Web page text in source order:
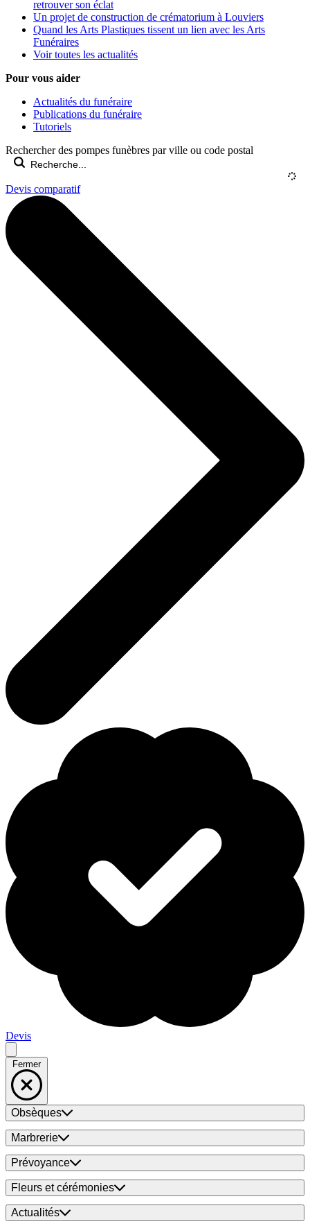
retrouver son éclat
Un projet de construction de crématorium à Louviers
Quand les Arts Plastiques tissent un lien avec les Arts
Funéraires
Voir toutes les actualités
Pour vous aider
Actualités du funéraire
Publications du funéraire
Tutoriels
Rechercher des pompes funèbres par ville ou code postal
Devis comparatif
Devis
Fermer
Obsèques
Marbrerie
Prévoyance
Fleurs et cérémonies
Actualités